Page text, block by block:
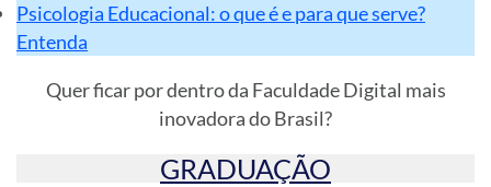
Psicologia Educacional: o que é e para que serve?
Entenda
Quer ficar por dentro da Faculdade Digital mais
inovadora do Brasil?
GRADUAÇÃO